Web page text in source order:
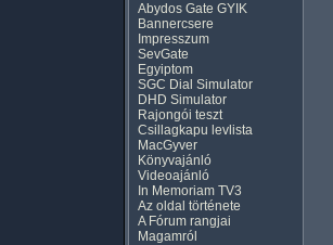
Abydos Gate GYIK
Bannercsere
Impresszum
SevGate
Egyiptom
SGC Dial Simulator
DHD Simulator
Rajongói teszt
Csillagkapu levlista
MacGyver
Könyvajánló
Videoajánló
In Memoriam TV3
Az oldal története
A Fórum rangjai
Magamról